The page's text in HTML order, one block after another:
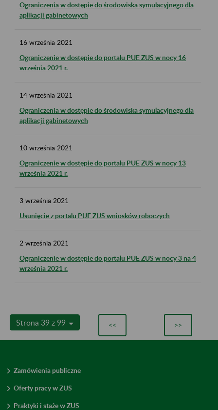
Ograniczenia w dostępie do środowiska symulacyjnego dla
aplikacji gabinetowych
16 września 2021
Ograniczenie w dostępie do portalu PUE ZUS w nocy 16
września 2021 r.
14 września 2021
Ograniczenia w dostępie do środowiska symulacyjnego dla
aplikacji gabinetowych
10 września 2021
Ograniczenie w dostępie do portalu PUE ZUS w nocy 13
września 2021 r.
3 września 2021
Usunięcie z portalu PUE ZUS wniosków roboczych
2 września 2021
Ograniczenie w dostępie do portalu PUE ZUS w nocy 3 na 4
września 2021 r.
Strona 39 z 99 << >>
Zamówienia publiczne
Oferty pracy w ZUS
Praktyki i staże w ZUS